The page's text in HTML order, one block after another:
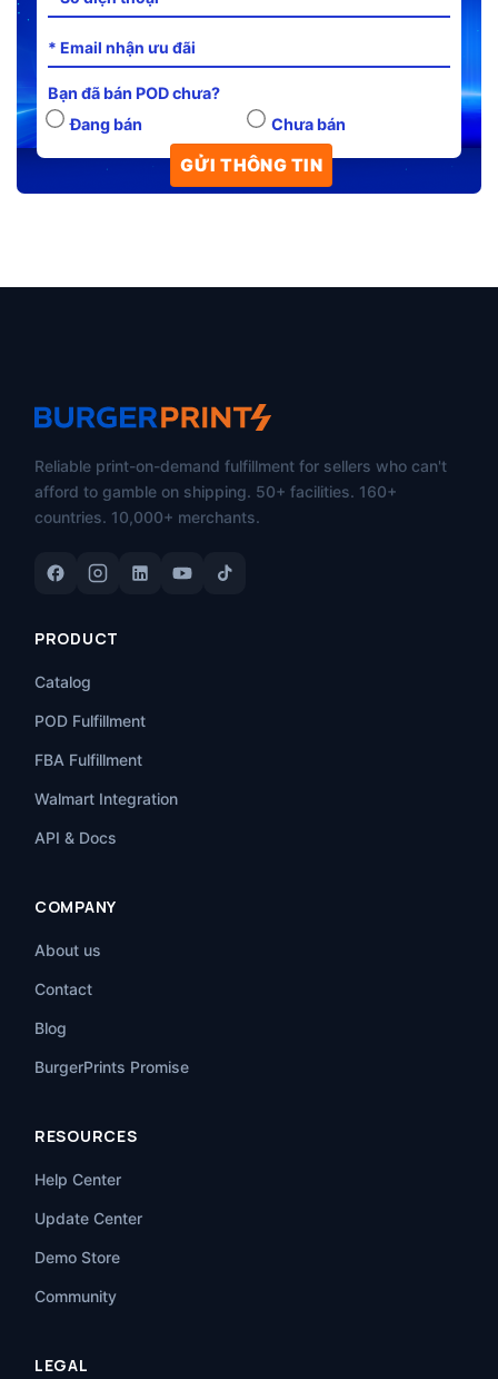
Bạn đã bán POD chưa?
Đang bán
Chưa bán
Reliable print-on-demand fulfillment for sellers who can't
afford to gamble on shipping. 50+ facilities. 160+
countries. 10,000+ merchants.
PRODUCT
Catalog
POD Fulfillment
FBA Fulfillment
Walmart Integration
API & Docs
COMPANY
About us
Contact
Blog
BurgerPrints Promise
RESOURCES
Help Center
Update Center
Demo Store
Community
LEGAL